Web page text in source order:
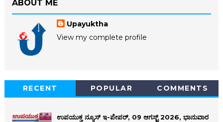
ABOUT ME
Upayuktha
View my complete profile
RECENT POPULAR COMMENTS
ಉಪಯುಕ್ತ ನ್ಯೂಸ್ ಇ-ಪೇಪರ್, 09 ಆಗಸ್ಟ್ 2026, ಭಾನುವಾರ